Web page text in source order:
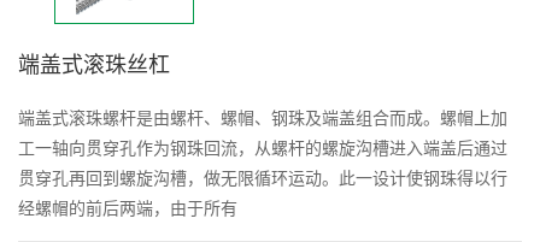
端盖式滚珠丝杠
端盖式滚珠螺杆是由螺杆、螺帽、钢珠及端盖组合而成。螺帽上加
工一轴向贯穿孔作为钢珠回流，从螺杆的螺旋沟槽进入端盖后通过
贯穿孔再回到螺旋沟槽，做无限循环运动。此一设计使钢珠得以行
经螺帽的前后两端，由于所有